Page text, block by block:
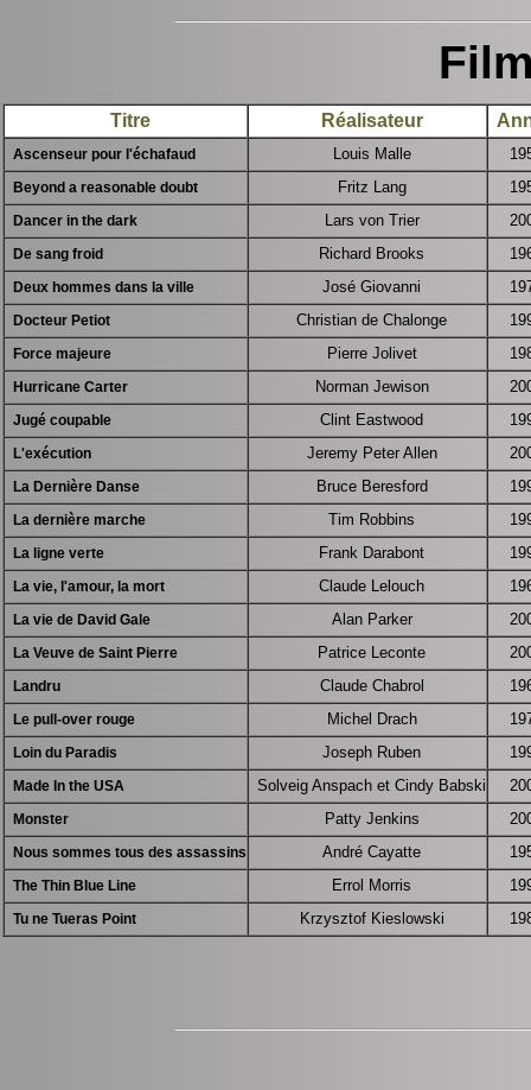
Titre Réalisateur
Ascenseur pour l'échafaud Louis Malle
Beyond a reasonable doubt Fritz Lang
Dancer in the dark Lars von Trier
De sang froid Richard Brooks
Deux hommes dans la ville José Giovanni
Docteur Petiot Christian de Chalonge
Force majeure Pierre Jolivet
Hurricane Carter Norman Jewison
Jugé coupable Clint Eastwood
L'exécution Jeremy Peter Allen
La Dernière Danse Bruce Beresford
La dernière marche Tim Robbins
La ligne verte Frank Darabont
La vie, l'amour, la mort Claude Lelouch
La vie de David Gale Alan Parker
La Veuve de Saint Pierre Patrice Leconte
Landru Claude Chabrol
Le pull-over rouge Michel Drach
Loin du Paradis Joseph Ruben
Made In the USA Solveig Anspach et Cindy Babski
Monster Patty Jenkins
Nous sommes tous des assassins André Cayatte
The Thin Blue Line Errol Morris
Tu ne Tueras Point Krzysztof Kieslowski